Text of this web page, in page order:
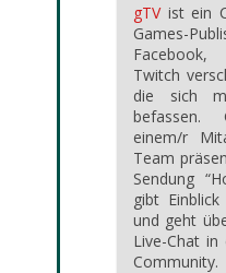
gTVist ein
Games-
Twitch
die sich
befassen.
einem/r
Team
Sendung
gibt
und geht
Live-Chat
Community.